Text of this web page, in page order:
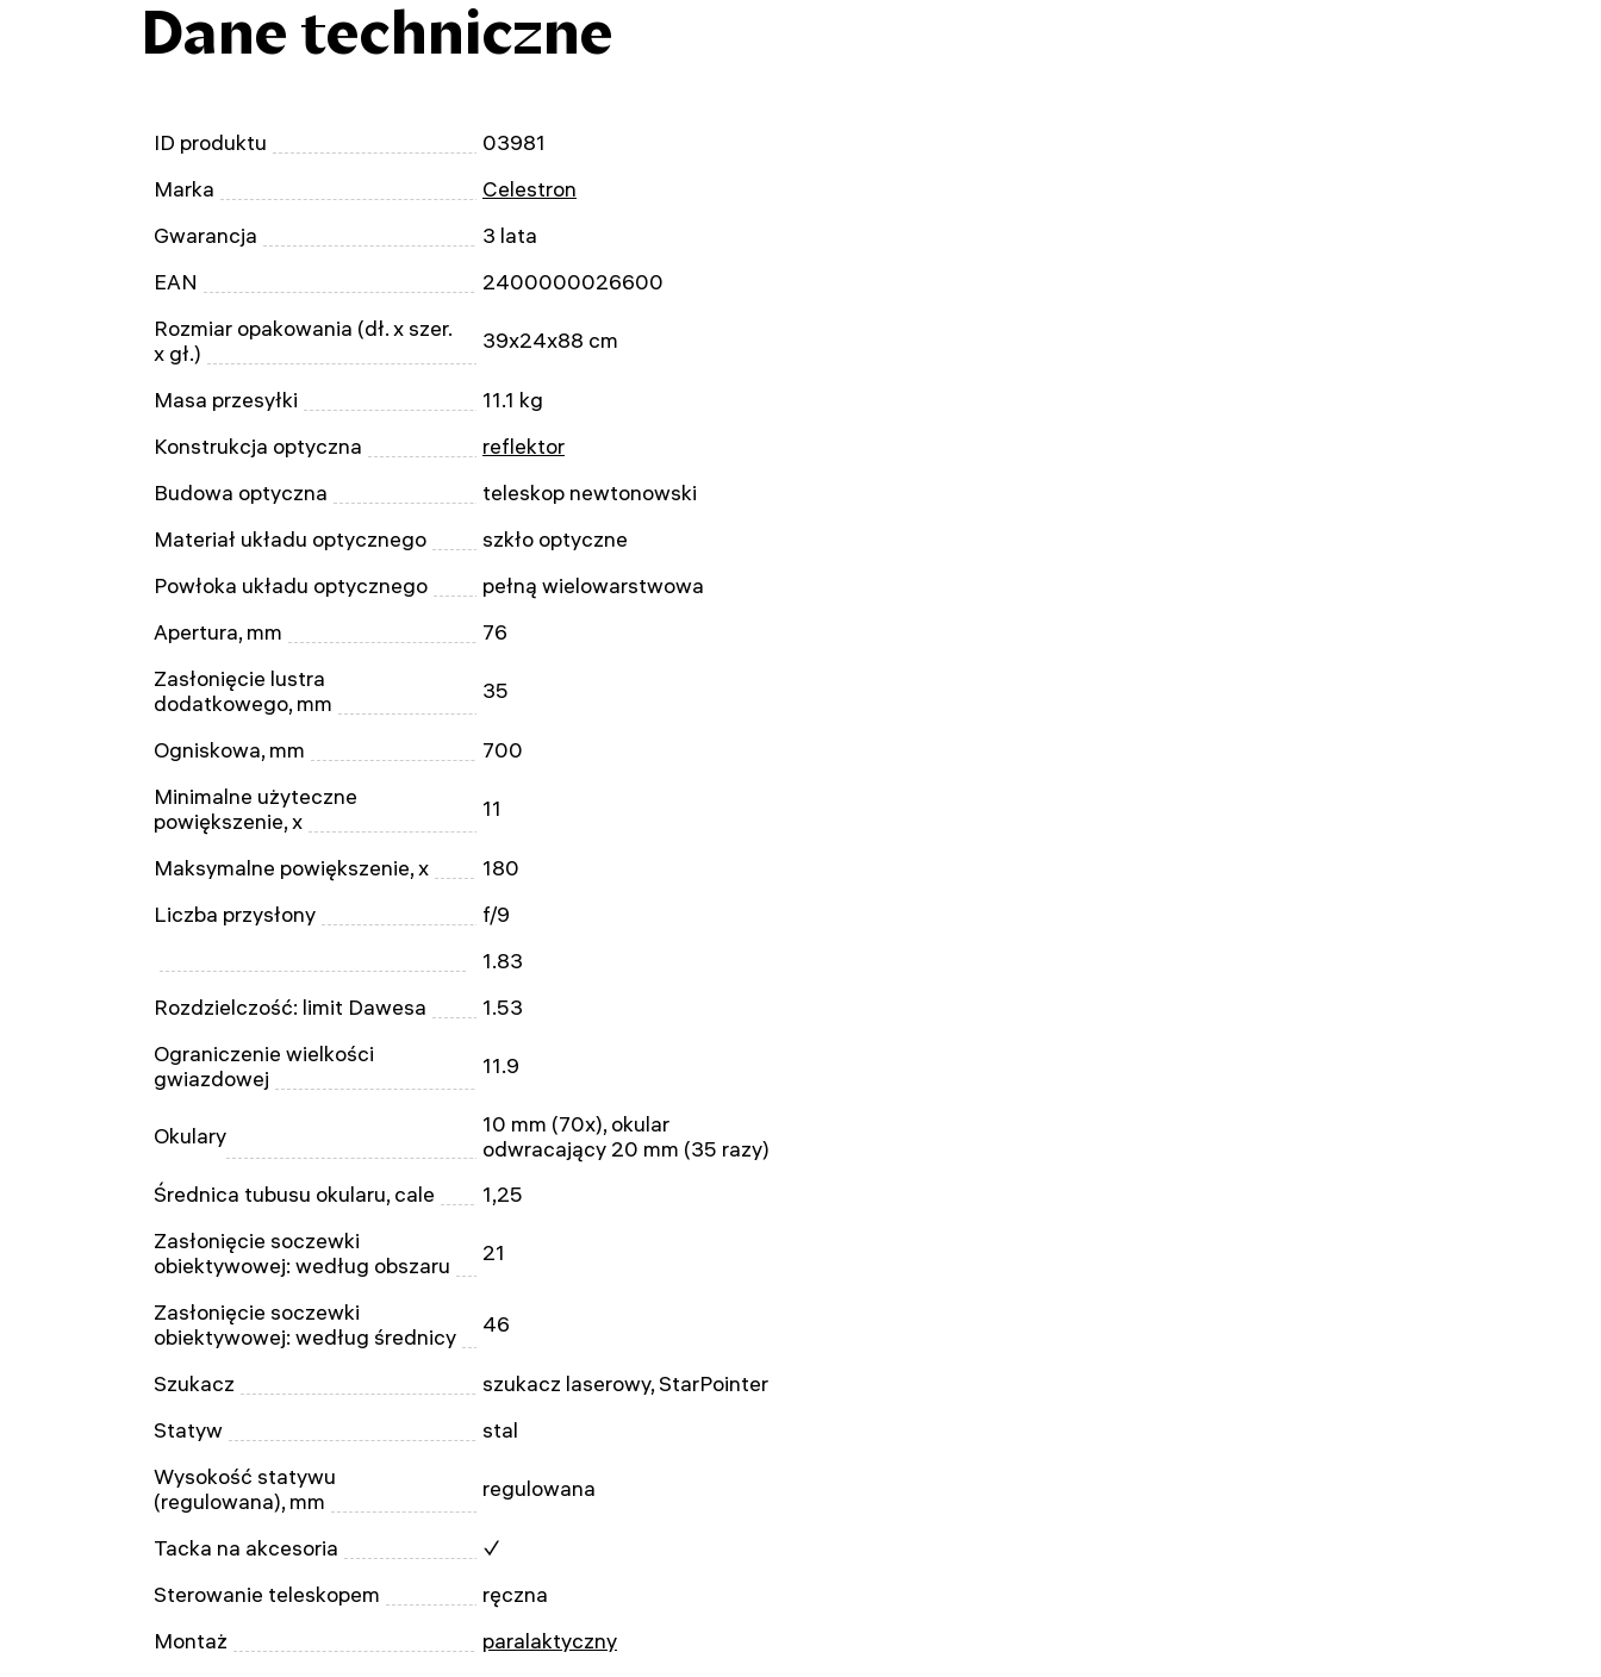
Dane techniczne
ID produktu
03981
Marka
Celestron
Gwarancja
3 lata
EAN
2400000026600
Rozmiar opakowania (dł. x szer.
x gł.)
39x24x88 cm
Masa przesyłki
11.1 kg
Konstrukcja optyczna
reflektor
Budowa optyczna
teleskop newtonowski
Materiał układu optycznego
szkło optyczne
Powłoka układu optycznego
pełną wielowarstwowa
Apertura, mm
76
Zasłonięcie lustra
dodatkowego, mm
35
Ogniskowa, mm
700
Minimalne użyteczne
powiększenie, x
11
Maksymalne powiększenie, x
180
Liczba przysłony
f/9
1.83
Rozdzielczość: limit Dawesa
1.53
Ograniczenie wielkości
gwiazdowej
11.9
Okulary
10 mm (70x), okular
odwracający 20 mm (35 razy)
Średnica tubusu okularu, cale
1,25
Zasłonięcie soczewki
obiektywowej: według obszaru
21
Zasłonięcie soczewki
obiektywowej: według średnicy
46
Szukacz
szukacz laserowy, StarPointer
Statyw
stal
Wysokość statywu
(regulowana), mm
regulowana
Tacka na akcesoria
✓
Sterowanie teleskopem
ręczna
Montaż
paralaktyczny